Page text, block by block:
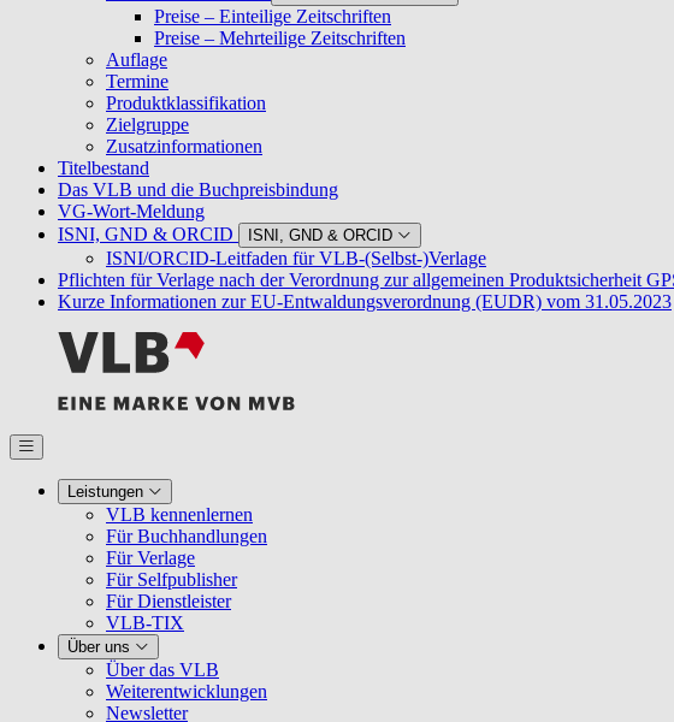
Preise – Einteilige Zeitschriften
Preise – Mehrteilige Zeitschriften
Auflage
Termine
Produktklassifikation
Zielgruppe
Zusatzinformationen
Titelbestand
Das VLB und die Buchpreisbindung
VG-Wort-Meldung
ISNI, GND & ORCID
ISNI, GND & ORCID
ISNI/ORCID-Leitfaden für VLB-(Selbst-)Verlage
Pflichten für Verlage nach der Verordnung zur allgemeinen Produktsicherheit
Kurze Informationen zur EU-Entwaldungsverordnung (EUDR) vom 31.05.2023
Leistungen
VLB kennenlernen
Für Buchhandlungen
Für Verlage
Für Selfpublisher
Für Dienstleister
VLB-TIX
Über uns
Über das VLB
Weiterentwicklungen
Newsletter